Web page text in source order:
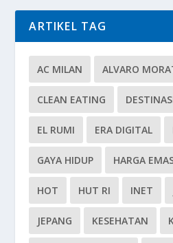
ARTIKEL TAG
AC MILAN ALVARO
CLEAN EATING
EL RUMI ERA DIGITAL
GAYA HIDUP HARGA
HOT HUT RI INET
JEPANG KESEHATAN